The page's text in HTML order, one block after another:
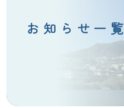
お知らせ一覧